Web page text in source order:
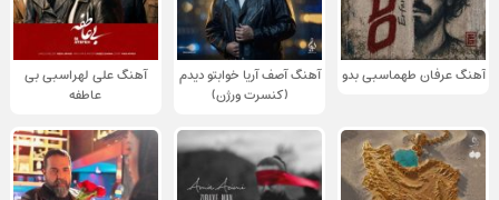
آهنگ عرفان طهماسبی بدو
آهنگ آصف آریا خوابتو دیدم
(کنسرت ورژن)
آهنگ علی لهراسبی بی
عاطفه